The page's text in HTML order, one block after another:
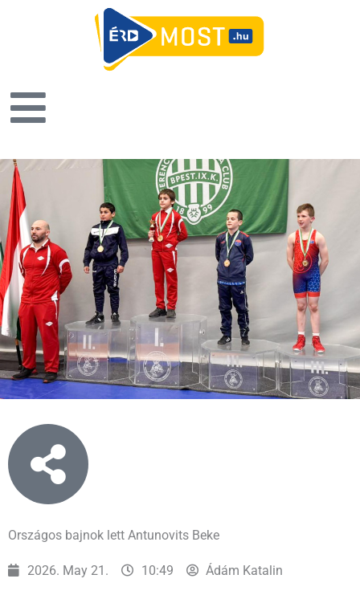
Országos bajnok lett Antunovits Beke
2026. May 21. 10:49 Ádám Katalin